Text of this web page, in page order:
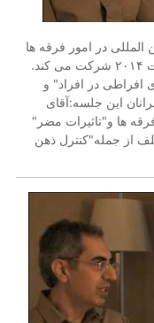
در امور فرقه ها
در کارگاهی در لندن در روزهای ۲۳ و ۲۴ اوت ۲۰۱۴ شرکت می کند.
افراطی در افراد" و
این جلسه:آقای
ها و"تاثیرات مضر"
از جمله"کنترل ذهن